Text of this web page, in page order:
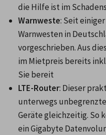
die Hilfe ist im
Warnweste: Seit
Warnwesten in
vorgeschrieben. Aus
im Mietpreis bereits
Sie bereit
LTE-Router: Dieser
unterwegs
Geräte gleichzeitig. So
ein Gigabyte